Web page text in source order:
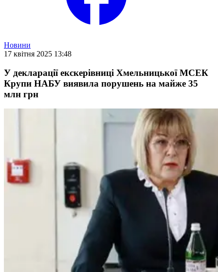
Новини
17 квітня 2025 13:48
У декларації екскерівниці Хмельницької МСЕК
Крупи НАБУ виявила порушень на майже 35
млн грн